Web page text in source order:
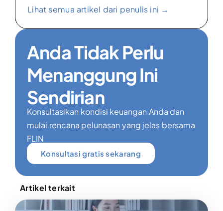
Lihat semua artikel dari penulis ini →
Anda Tidak Perlu
Menanggung Ini
Sendirian
Konsultasikan kondisi keuangan Anda dan
mulai rencana pelunasan yang jelas bersama
FLIN
Konsultasi gratis sekarang
Artikel terkait